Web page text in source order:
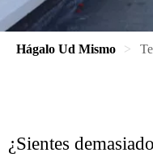
Hágalo Ud Mismo
¿Sientes